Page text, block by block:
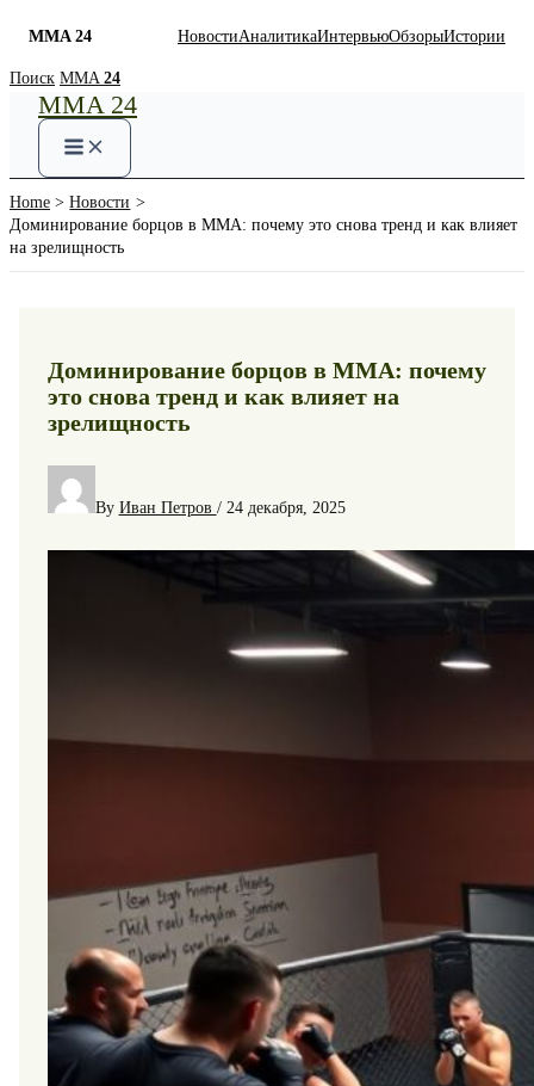
MMA 24 НовостиАналитикаИнтервьюОбзорыИстории
Skip
content
Поиск MMA 24
MMA 24
Home
Новости
Доминирование борцов в ММА: почему это снова тренд и как влияет
на зрелищность
Доминирование борцов в ММА: почему
это снова тренд и как влияет на
зрелищность
By Иван Петров / 24 декабря, 2025